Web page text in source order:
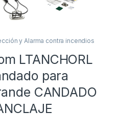
y Alarma contra incendios
LTANCHORL
para
CANDADO